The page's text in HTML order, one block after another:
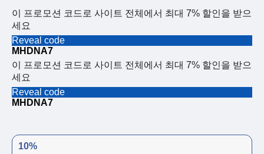
이 프로모션 코드로 사이트 전체에서 최대 7% 할인을 받으
세요
Reveal code
MHDNA7
이 프로모션 코드로 사이트 전체에서 최대 7% 할인을 받으
세요
Reveal code
MHDNA7
10%